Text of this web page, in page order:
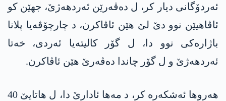
ئەردۆگانی دیار کر، ل دەڤەرێن ئەردھەژێ، جھێن کو
ئاڤاھیێن نوو دێ لێ هێن ئاڤاکرن، د چارچۆڤەیا پلانا
باژارەکی نوو دا، ل گۆر کالیتەیا ئەردی، خەتا
ئەردھەژێ و ل گۆر چاندا دەڤەرێ هێن ئاڤاکرن.
ھەروھا ئەشکەرە کر، د مەھا ئادارێ دا، ل ھاتایێ 40